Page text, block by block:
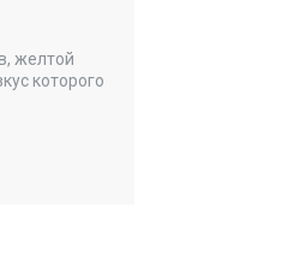
желтой
которого